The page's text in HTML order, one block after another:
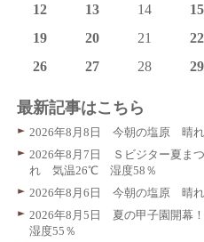
12
13 14 15
19
20 21 22
26
27 28 29
最新記事はこちら
2026年8月8日 今朝の塩原 晴
2026年8月7日 Ｓビジター夏
れ 気温26℃ 湿度58％
2026年8月6日 今朝の塩原 晴
2026年8月5日 夏の甲子園開
湿度55％